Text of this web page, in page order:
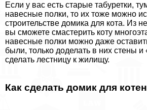
Если у вас есть старые табуретки,
навесные полки, то их тоже можно
строительстве домика для кота. Из
вы сможете смастерить коту
навесные полки можно даже
были, только доделать в них стены и
сделать лестницу к жилищу.
Как сделать домик для